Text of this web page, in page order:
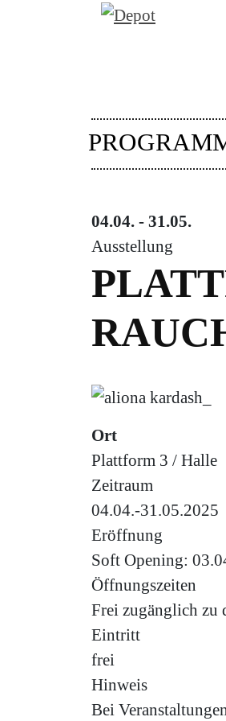
04.04. - 31.05.
Ausstellung
Ort
Plattform 3 / Halle
Zeitraum
04.04.-31.05.2025
Eröffnung
Soft Opening:
Öffnungszeiten
Frei zugänglich zu
Eintritt
frei
Hinweis
Bei